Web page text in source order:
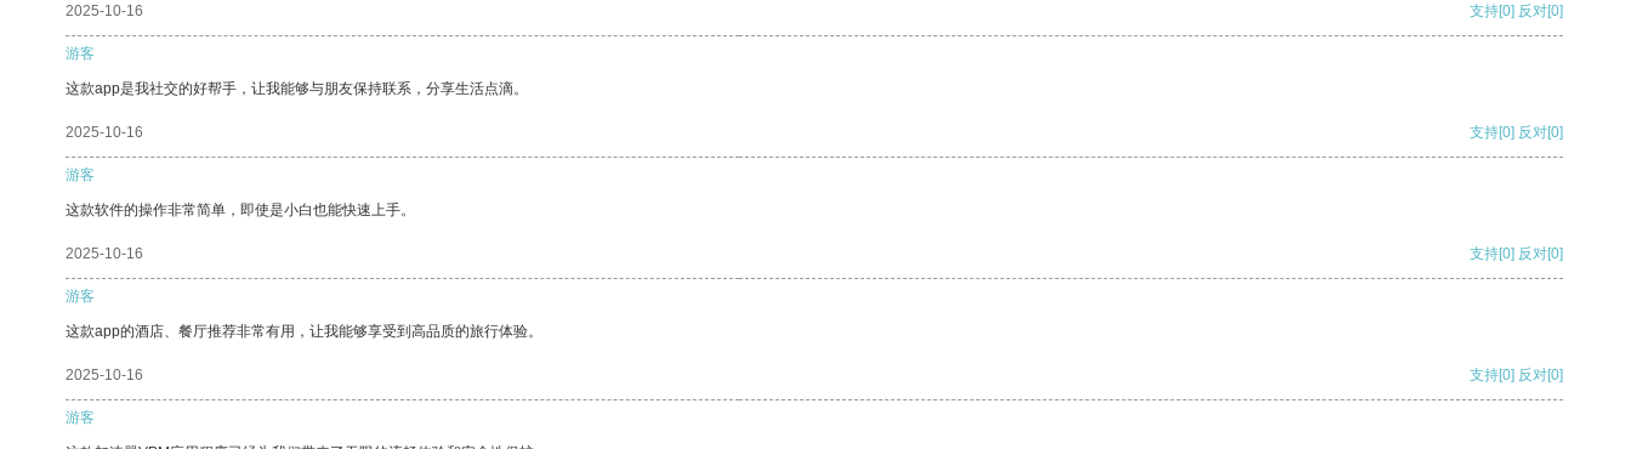
2025-10-16 支持[0] 反对[0]
游客
这款app是我社交的好帮手，让我能够与朋友保持联系，分享生活点滴。
2025-10-16 支持[0] 反对[0]
游客
这款软件的操作非常简单，即使是小白也能快速上手。
2025-10-16 支持[0] 反对[0]
游客
这款app的酒店、餐厅推荐非常有用，让我能够享受到高品质的旅行体验。
2025-10-16 支持[0] 反对[0]
游客